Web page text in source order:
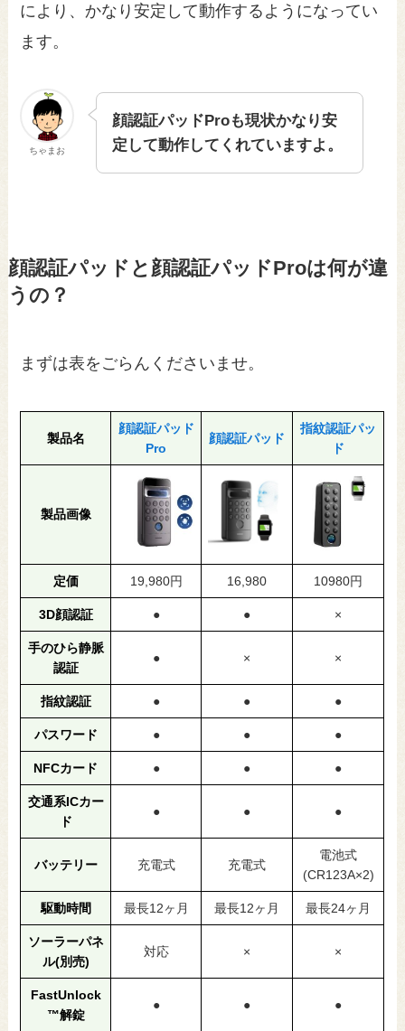
により、かなり安定して動作するようになってい
ます。
ちゃまお
顔認証パッドProも現状かなり安
定して動作してくれていますよ。
顔認証パッドと顔認証パッドProは何が違
うの？
まずは表をごらんくださいませ。
製品名
顔認証パッド
Pro
顔認証パッド
指紋認証パッ
ド
製品画像
定価 19,980円 16,980 10980円
3D顔認証 ● ● ×
手のひら静脈
認証
● × ×
指紋認証 ● ● ●
パスワード ● ● ●
NFCカード ● ● ●
交通系ICカー
ド
● ● ●
バッテリー 充電式 充電式
電池式
(CR123A×2)
駆動時間 最長12ヶ月 最長12ヶ月 最長24ヶ月
ソーラーパネ
ル(別売)
対応 × ×
FastUnlock
™解錠
● ● ●